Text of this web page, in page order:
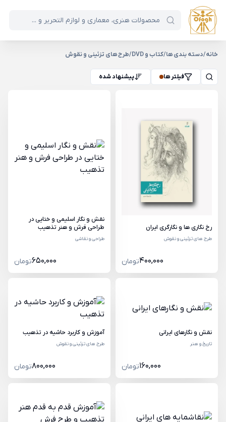
خانه/دسته بندی ها/کتاب و DVD /طرح های تزئینی و نقوش
فیلتر ها پیشنهاد شده
رخ نگاری ها و نگارگری ایران
طرح های تزئینی و نقوش
400,000تومان
نقش و نگار اسلیمی و ختایی در
طراحی فرش و هنر تذهیب
طراحی و نقاشی
650,000تومان
نقش و نگارهای ایرانی
تاریخ و هنر
160,000تومان
آموزش و کاربرد حاشیه در تذهیب
طرح های تزئینی و نقوش
800,000تومان